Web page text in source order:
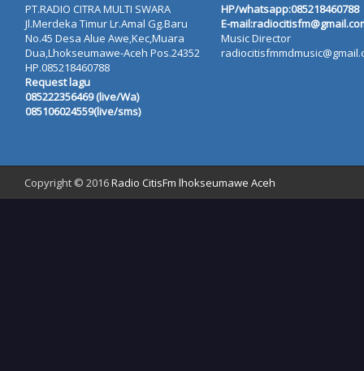
PT.RADIO CITRA MULTI SWARA
Jl.Merdeka Timur Lr.Amal Gg.Baru
No.45 Desa Alue Awe,Kec,Muara
Dua,Lhokseumawe-Aceh Pos.24352
HP.085218460788
Request lagu
085222356469 (live/Wa)
085106024559(live/sms)
HP/whatsapp:085218460788
E-
Music Director
Copyright © 2016Radio CitisFm lhokseumawe Aceh